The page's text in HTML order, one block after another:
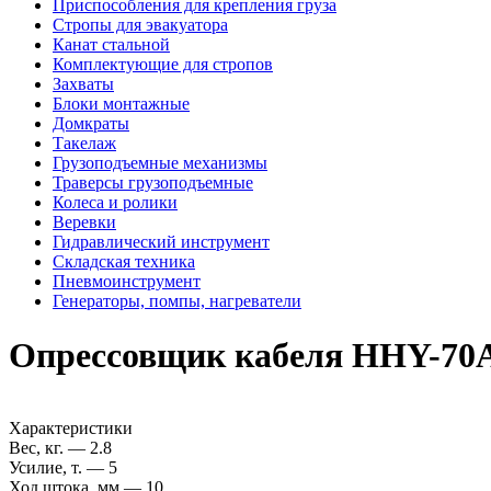
Приспособления для крепления груза
Стропы для эвакуатора
Канат стальной
Комплектующие для стропов
Захваты
Блоки монтажные
Домкраты
Такелаж
Грузоподъемные механизмы
Траверсы грузоподъемные
Колеса и ролики
Веревки
Гидравлический инструмент
Складская техника
Пневмоинструмент
Генераторы, помпы, нагреватели
Опрессовщик кабеля HHY-
Характеристики
Вес, кг. — 2.8
Усилие, т. — 5